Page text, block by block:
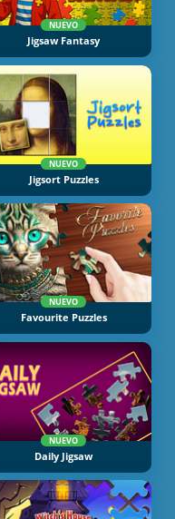
NUEVO
Jigsaw Fantasy
NUEVO
Jigsort Puzzles
NUEVO
Favourite Puzzles
NUEVO
Daily Jigsaw